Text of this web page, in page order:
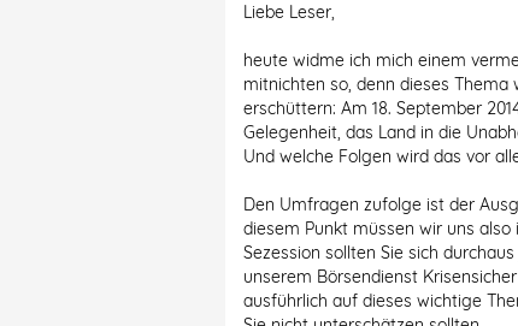
Liebe Leser,
heute widme ich mich einem
mitnichten so, denn dieses
erschüttern: Am 18. September
Gelegenheit, das Land in die
Und welche Folgen wird das vor
Den Umfragen zufolge ist der
diesem Punkt müssen wir uns
Sezession sollten Sie sich
unserem Börsendienst
ausführlich auf dieses wichtige